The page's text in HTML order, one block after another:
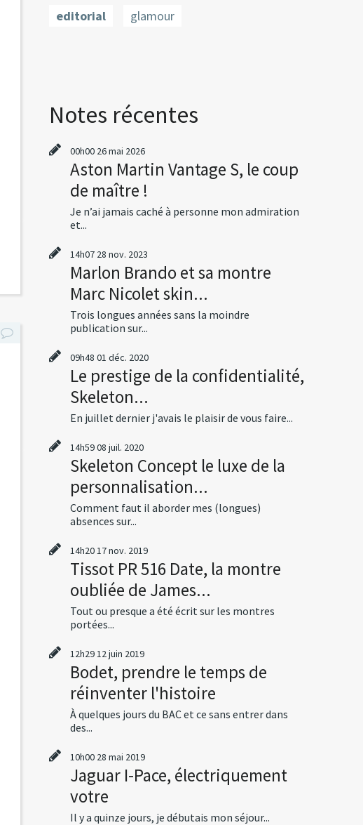
editorial
glamour
Notes récentes
00h00 26mai 2026
Aston Martin Vantage S, le coup
de maître !
Je n’ai jamais caché à personne mon admiration
et...
14h07 28 nov. 2023
Marlon Brando et sa montre
Marc Nicolet skin...
Trois longues années sans la moindre
publication sur...
09h48 01 déc. 2020
Le prestige de la confidentialité,
Skeleton...
En juillet dernier j'avais le plaisir de vous faire...
14h5908 juil. 2020
Skeleton Concept le luxe de la
personnalisation...
Comment faut il aborder mes (longues)
absences sur...
14h2017nov. 2019
Tissot PR 516 Date, la montre
oubliée de James...
Tout ou presque a été écrit sur les montres
portées...
12h2912juin 2019
Bodet, prendre le temps de
réinventer l'histoire
À quelques jours du BAC et ce sans entrer dans
des...
10h00 28 mai 2019
Jaguar I-Pace, électriquement
votre
Il y a quinze jours, je débutais mon séjour...